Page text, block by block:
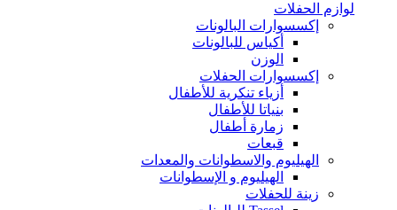
لوازم الحفلات
إكسسوارات البالونات
أكياس للبالونات
الوزن
إكسسوارات الحفلات
أزياء تنكرية للأطفال
بنياتا للأطفال
زمارة أطفال
قبعات
الهيليوم والاسطوانات والمعدات
الهيليوم و الإسطوانات
زينة للحفلات